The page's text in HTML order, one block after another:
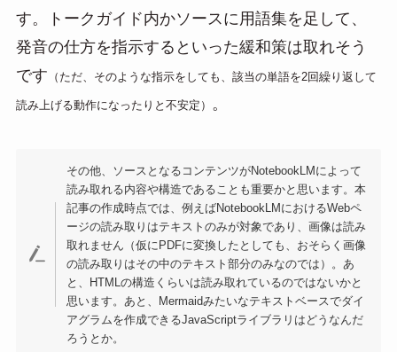
す。トークガイド内かソースに用語集を足して、
発音の仕方を指示するといった緩和策は取れそう
です （ただ、そのような指示をしても、該当の単語を2回繰り返して
読み上げる動作になったりと不安定） 。
その他、ソースとなるコンテンツがNotebookLMによって
読み取れる内容や構造であることも重要かと思います。本
記事の作成時点では、例えばNotebookLMにおけるWebペ
ージの読み取りはテキストのみが対象であり、画像は読み
取れません（仮にPDFに変換したとしても、おそらく画像
の読み取りはその中のテキスト部分のみなのでは）。あ
と、HTMLの構造くらいは読み取れているのではないかと
思います。あと、Mermaidみたいなテキストベースでダイ
アグラムを作成できるJavaScriptライブラリはどうなんだ
ろうとか。